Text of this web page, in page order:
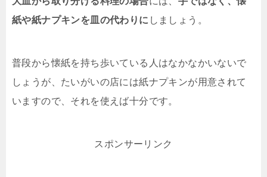
紙や紙ナプキンを皿の代わりに しましょう。
普段から懐紙を持ち歩いている人はなかなかいないで
しょうが、たいがいの店には紙ナプキンが用意されて
いますので、それを使えば十分です。
スポンサーリンク